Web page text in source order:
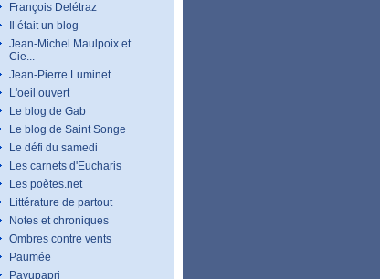
François Delétraz
Il était un blog
Jean-Michel Maulpoix et
Cie...
Jean-Pierre Luminet
L'oeil ouvert
Le blog de Gab
Le blog de Saint Songe
Le défi du samedi
Les carnets d'Eucharis
Les poètes.net
Littérature de partout
Notes et chroniques
Ombres contre vents
Paumée
Pavupapri